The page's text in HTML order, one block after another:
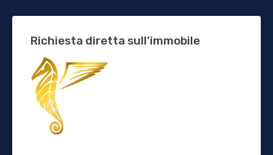
Richiesta diretta sull’immobile